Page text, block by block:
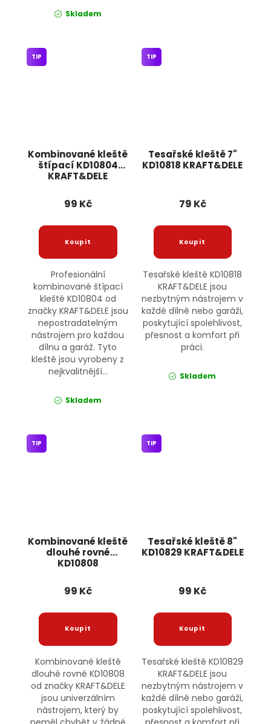
Skladem
Kombinované kleště
štípací KD10804
KRAFT&DELE
TIP
99 Kč
Profesionální
kombinované štípací
kleště KD10804 od
značky KRAFT&DELE jsou
nepostradatelným
nástrojem pro každou
dílnu a garáž. Tyto
kleště jsou vyrobeny z
nejkvalitnější...
Skladem
Tesařské kleště 7"
KD10818 KRAFT&DELE
TIP
79 Kč
Tesařské kleště KD10818
KRAFT&DELE jsou
nezbytným nástrojem v
každé dílně nebo garáži,
poskytující spolehlivost,
přesnost a komfort při
práci.
Skladem
Kombinované kleště
dlouhé rovné
KD10808
TIP
99 Kč
Kombinované kleště
dlouhé rovné KD10808
od značky KRAFT&DELE
jsou univerzálním
nástrojem, který by
Tesařské kleště 8"
KD10829 KRAFT&DELE
TIP
99 Kč
Tesařské kleště KD10829
KRAFT&DELE jsou
nezbytným nástrojem v
každé dílně nebo garáži,
poskytující spolehlivost,